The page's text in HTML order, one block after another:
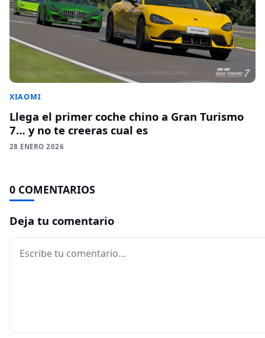
XIAOMI
Llega el primer coche chino a Gran Turismo
7… y no te creeras cual es
28 ENERO 2026
0 COMENTARIOS
Deja tu comentario
Comentario